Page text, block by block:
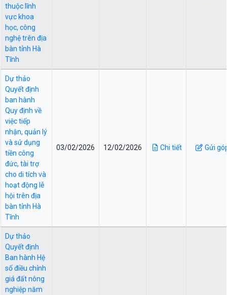
thuộc lĩnh
vực khoa
học, công
nghệ trên địa
bàn tỉnh Hà
Tĩnh
Dự thảo
Quyết định
ban hành
Quy định về
việc tiếp
nhận, quản lý
và sử dụng
tiền công
đức, tài trợ
cho di tích và
hoạt động lễ
hội trên địa
bàn tỉnh Hà
Tĩnh
03/02/2026 12/02/2026 Chi tiết Gửi
Dự thảo
Quyết định
Ban hành Hệ
số điều chỉnh
giá đất nông
nghiệp năm